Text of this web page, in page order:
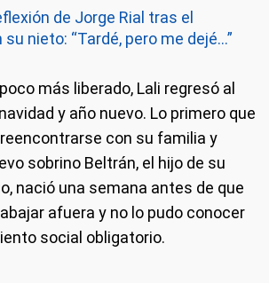
de Jorge Rial tras el
nieto: “Tardé, pero me dejé…”
más liberado, Lali regresó al
y año nuevo. Lo primero que
con su familia y
sobrino Beltrán, el hijo de su
nació una semana antes de que
afuera y no lo pudo conocer
social obligatorio.